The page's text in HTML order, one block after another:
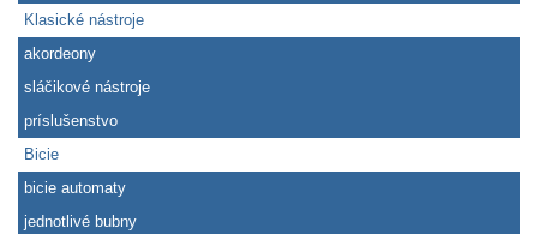
Klasické nástroje
akordeony
sláčikové nástroje
príslušenstvo
Bicie
bicie automaty
jednotlivé bubny